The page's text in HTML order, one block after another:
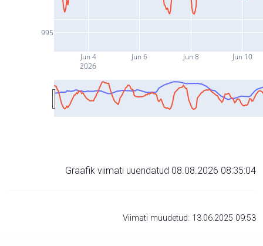
Jun 4
2026
Jun 6 Jun 8 Jun 10
995
Graafik viimati uuendatud 08.08.2026 08:35:04
Viimati muudetud: 13.06.2025 09:53